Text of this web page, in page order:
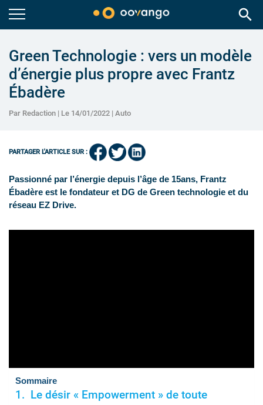
search
Green Technologie : vers un modèle
d’énergie plus propre avec Frantz
Ébadère
Par Redaction | Le 14/01/2022 | Auto
PARTAGER L'ARTICLE SUR :
Passionné par l’énergie depuis l’âge de 15ans, Frantz
Ébadère est le fondateur et DG de Green technologie et du
réseau EZ Drive.
Sommaire
Le désir « Empowerment » de toute